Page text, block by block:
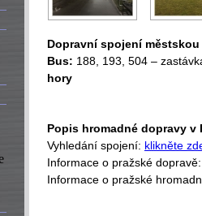
Dopravní spojení
Bus: 188, 193, 504 –
hory
Popis hromadné dopravy v
Vyhledání spojení: klikněte
Informace o pražské
Informace o pražské